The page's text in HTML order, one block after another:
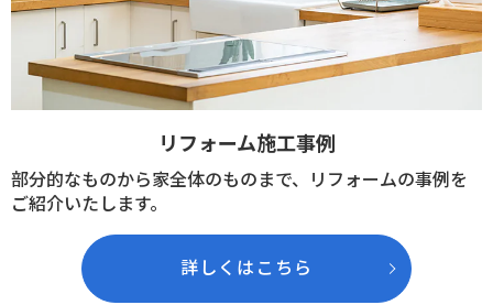
リフォーム施工事例
部分的なものから家全体のものまで、リフォームの事例を
ご紹介いたします。
詳しくはこちら